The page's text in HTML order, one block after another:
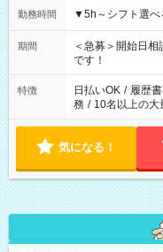
勤務時間
期間
＜急募＞開始日
です！
特徴 日払いOK / 履歴
務 / 10名以上の大
気になる！